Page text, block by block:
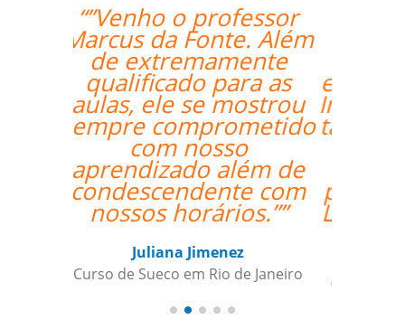
“”Lila está
absolutamente
satisfeita por ter um
excelente professor de
Inglês! Pontos positivos
também para a seleção
de alguém que fala
fluentemente russo
para ajudai ainda mais
Lila, para aquelas raras
tradução pode
beneficiar a aquisição
de vocabulário. Bem
feito!””